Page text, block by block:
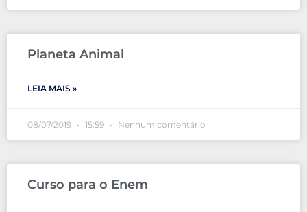
Planeta Animal
LEIA MAIS »
08/07/2019 15:59 Nenhum comentário
Curso para o Enem